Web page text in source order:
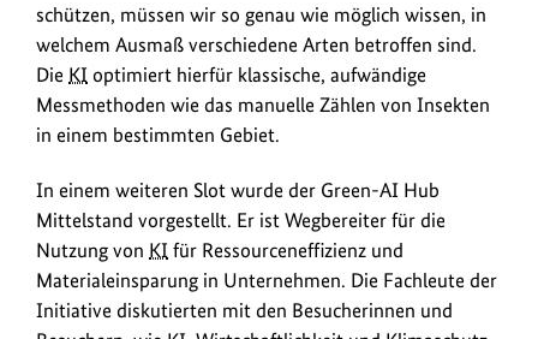
schützen, müssen wir so genau wie möglich wissen, in
welchem Ausmaß verschiedene Arten betroffen sind.
Die KI optimiert hierfür klassische, aufwändige
Messmethoden wie das manuelle Zählen von Insekten
in einem bestimmten Gebiet.
In einem weiteren Slot wurde der Green-AI Hub
Mittelstand vorgestellt. Er ist Wegbereiter für die
Nutzung von KI für Ressourceneffizienz und
Materialeinsparung in Unternehmen. Die Fachleute der
Initiative diskutierten mit den Besucherinnen und